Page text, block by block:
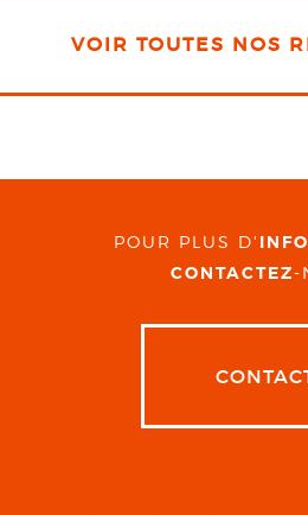
VOIR TOUTES NOS
POUR PLUS D'
CONTACTEZ-